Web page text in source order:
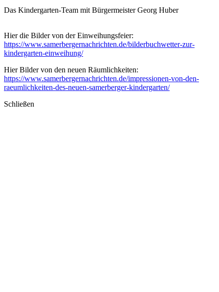
Das Kindergarten-Team mit Bürgermeister Georg Huber
Hier die Bilder von der Einweihungsfeier:
https://www.samerbergernachrichten.de/bilderbuchwetter-zur-
kindergarten-einweihung/
Hier Bilder von den neuen Räumlichkeiten:
https://www.samerbergernachrichten.de/impressionen-von-den-
raeumlichkeiten-des-neuen-samerberger-kindergarten/
Schließen